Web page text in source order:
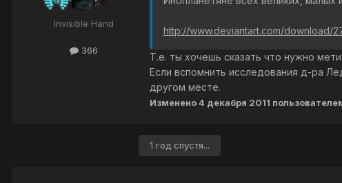
Invisible Hand
366
http://www.deviantart.com/download/
Т.е. ты хочешь сказать что нужно
Если вспомнить исследования д-ра
другом месте.
Изменено4 декабря 2011
1 год спустя...